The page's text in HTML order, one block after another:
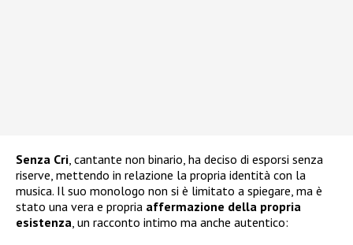
Senza Cri, cantante non binario, ha deciso di esporsi senza
riserve, mettendo in relazione la propria identità con la
musica. Il suo monologo non si è limitato a spiegare, ma è
stato una vera e propria affermazione della propria
esistenza, un racconto intimo ma anche autentico: